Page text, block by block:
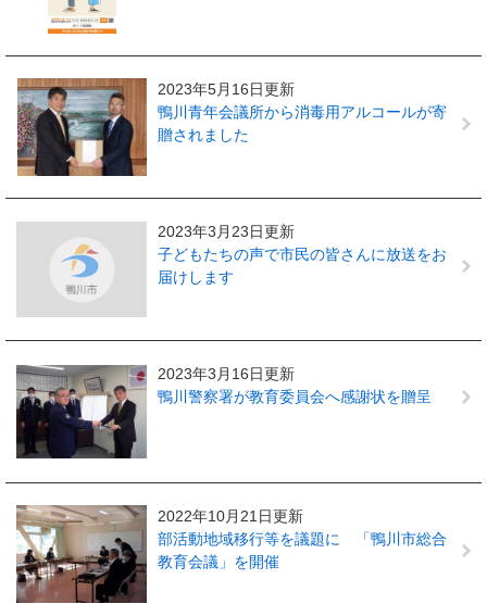
2023年5月16日更新
鴨川青年会議所から消毒用アルコールが寄
贈されました
2023年3月23日更新
子どもたちの声で市民の皆さんに放送をお
届けします
2023年3月16日更新
鴨川警察署が教育委員会へ感謝状を贈呈
2022年10月21日更新
部活動地域移行等を議題に 「鴨川市総合
教育会議」を開催